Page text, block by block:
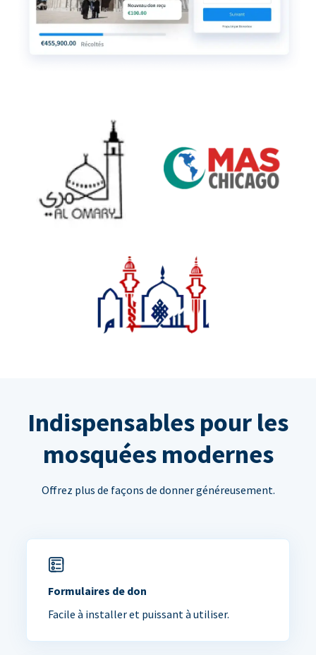
Indispensables pour les
mosquées modernes
Offrez plus de façons de donner généreusement.
Formulaires de don
Facile à installer et puissant à utiliser.